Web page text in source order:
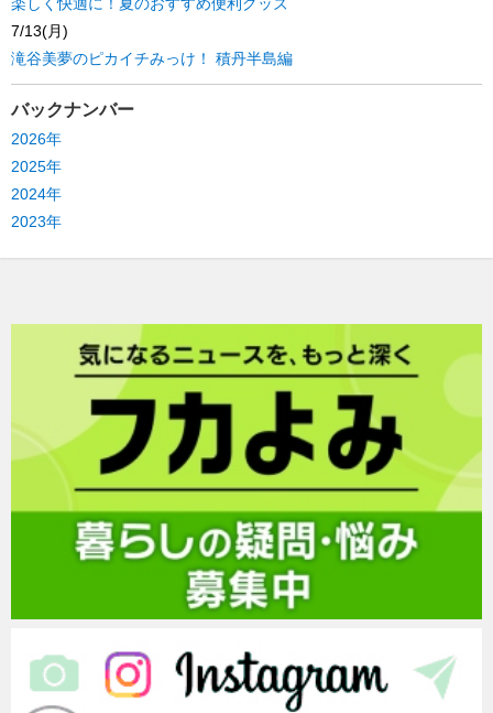
7/13(月)
滝谷美夢のピカイチみっけ！ 積丹半島編
バックナンバー
2026年
2025年
2024年
2023年